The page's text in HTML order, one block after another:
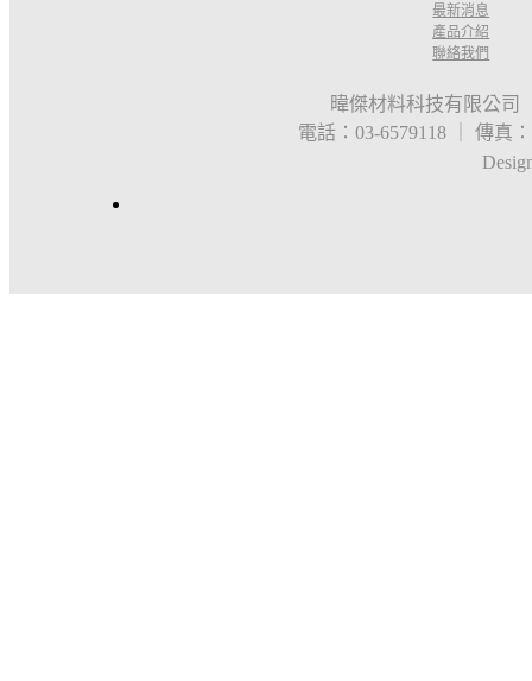
最新消息
產品介紹
聯絡我們
暐傑材料科技有限公司
電話：03-6579118 ｜ 傳真